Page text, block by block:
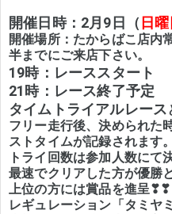
開催日時：2月9日（ 日曜
開催場所：たからばこ店内
19時：レーススタート
21時：レース終了予定
タイムトライアルレース
フリー走行後、決められた
ストタイムが記録されます。
トライ回数は参加人数にて
最速でクリアした方が優勝
上位の方には賞品を進呈❣❣
レギュレーション「タミヤ